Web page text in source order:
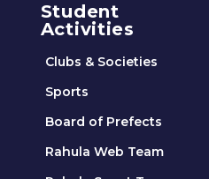
Student
Activities
Clubs & Societies
Sports
Board of Prefects
Rahula Web Team